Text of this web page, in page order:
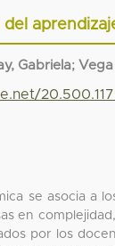
Gabriela;
se asocia a
en
por los